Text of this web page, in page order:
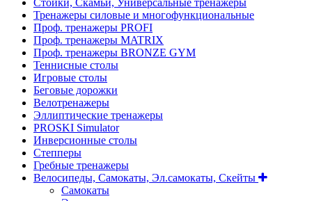
Стойки, Скамьи, Универсальные тренажеры
Тренажеры силовые и многофункциональные
Проф. тренажеры PROFI
Проф. тренажеры MATRIX
Проф. тренажеры BRONZE GYM
Теннисные столы
Игровые столы
Беговые дорожки
Велотренажеры
Эллиптические тренажеры
PROSKI Simulator
Инверсионные столы
Степперы
Гребные тренажеры
Велосипеды, Самокаты, Эл.самокаты, Скейты
Самокаты